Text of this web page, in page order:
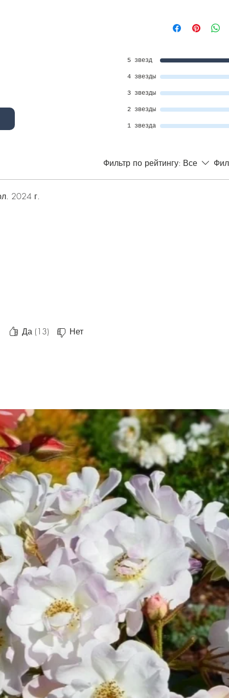
5 звезд
4 звезды
3 звезды
2 звезды
1 звезда
Фильтр по рейтингу: Все
2024 г.
Да (13) Нет